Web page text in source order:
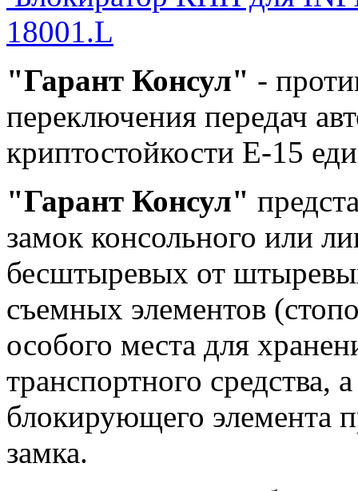
18001.L
"Гарант Консул" -
переключения передач
криптостойкости Е-15
"Гарант Консул"
замок консольного или
бесштыревых от
съемных элементов
особого места для
транспортного средства,
блокирующего элемента
замка.